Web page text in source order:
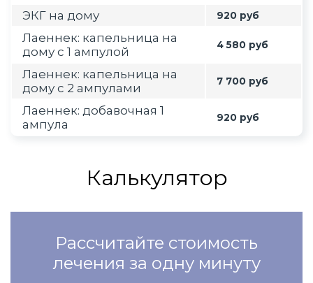
ЭКГ на дому 920 руб
Лаеннек: капельница на
дому с 1 ампулой
4 580 руб
Лаеннек: капельница на
дому с 2 ампулами
7 700 руб
Лаеннек: добавочная 1
ампула
920 руб
Калькулятор
Рассчитайте стоимость
лечения за одну минуту